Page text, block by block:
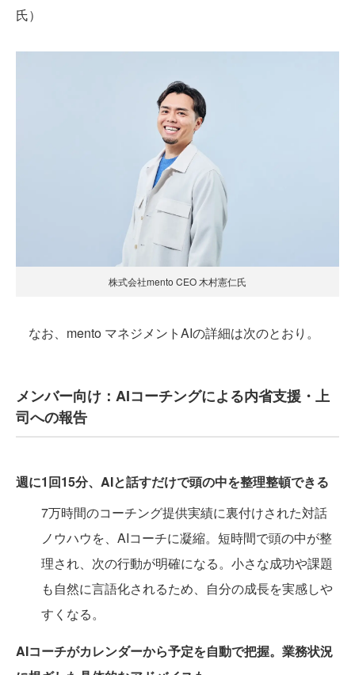
氏）
株式会社mento CEO 木村憲仁氏
なお、mento マネジメントAIの詳細は次のとおり。
メンバー向け：AIコーチングによる内省支援・上
司への報告
週に1回15分、AIと話すだけで頭の中を整理整頓できる
7万時間のコーチング提供実績に裏付けされた対話
ノウハウを、AIコーチに凝縮。短時間で頭の中が整
理され、次の行動が明確になる。小さな成功や課題
も自然に言語化されるため、自分の成長を実感しや
すくなる。
AIコーチがカレンダーから予定を自動で把握。業務状況